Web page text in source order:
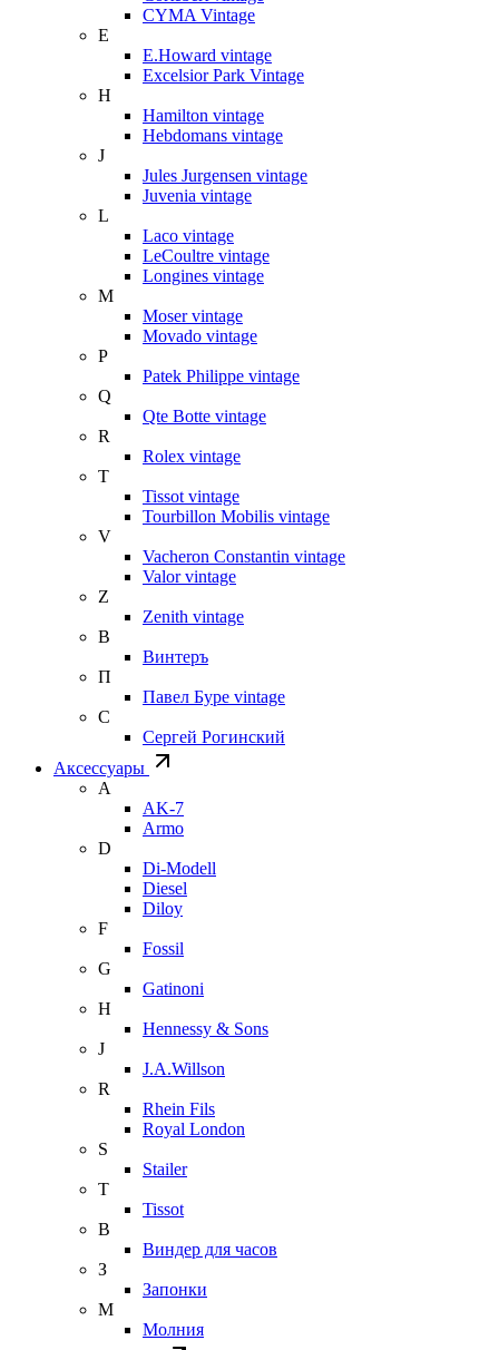
CYMA Vintage
E
E.Howard vintage
Excelsior Park Vintage
H
Hamilton vintage
Hebdomans vintage
J
Jules Jurgensen vintage
Juvenia vintage
L
Laco vintage
LeCoultre vintage
Longines vintage
M
Moser vintage
Movado vintage
P
Patek Philippe vintage
Q
Qte Botte vintage
R
Rolex vintage
T
Tissot vintage
Tourbillon Mobilis vintage
V
Vacheron Constantin vintage
Valor vintage
Z
Zenith vintage
В
Винтеръ
П
Павел Буре vintage
С
Сергей Рогинский
Аксессуары
A
AK-7
Armo
D
Di-Modell
Diesel
Diloy
F
Fossil
G
Gatinoni
H
Hennessy & Sons
J
J.A.Willson
R
Rhein Fils
Royal London
S
Stailer
T
Tissot
В
Виндер для часов
З
Запонки
М
Молния